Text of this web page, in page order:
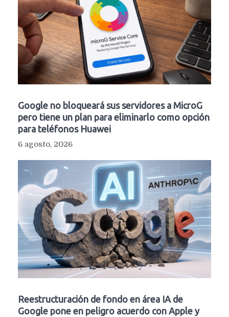
Google no bloqueará sus servidores a MicroG
pero tiene un plan para eliminarlo como opción
para teléfonos Huawei
6 agosto, 2026
Reestructuración de fondo en área IA de
Google pone en peligro acuerdo con Apple y